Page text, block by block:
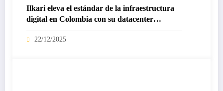
Ilkari eleva el estándar de la infraestructura
digital en Colombia con su datacenter
certificado Nivel IV de ICREA
22/12/2025